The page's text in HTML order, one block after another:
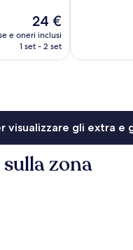
Il
prezzo
attuale
24 €
e oneri inclusi
1 set - 2 set
visualizzare gli extra e
zona